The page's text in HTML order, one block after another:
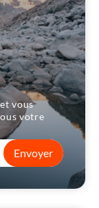
vous
votre
Envoyer